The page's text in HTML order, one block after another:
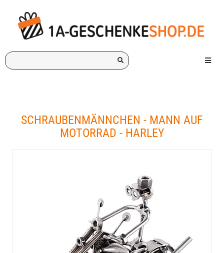
Ich
suche
Menü
SCHRAUBENMÄNNCHEN - MANN AUF
MOTORRAD - HARLEY